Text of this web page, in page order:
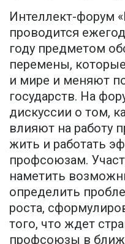
Интеллект-форум
проводится
году предметом
перемены,
и мире и меняют
государств. На
дискуссии о том,
влияют на работу
жить и работать
профсоюзам.
наметить
определить
роста,
того, что ждет
профсоюзы в